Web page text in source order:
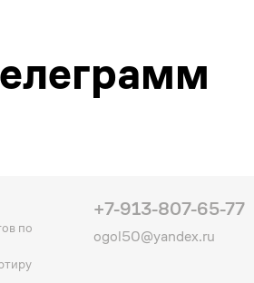
по
+7-913-807-65-77
ogol50@yandex.ru